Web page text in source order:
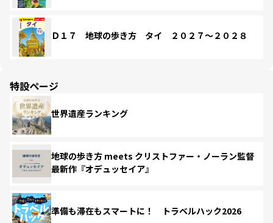
Ｄ１７ 地球の歩き方 タイ ２０２７～２０２８
特設ページ
世界遺産ランキング
地球の歩き方 meets クリストファー・ノーラン監督
最新作『オデュッセイア』
準備も滞在もスマートに！ トラベルハック2026